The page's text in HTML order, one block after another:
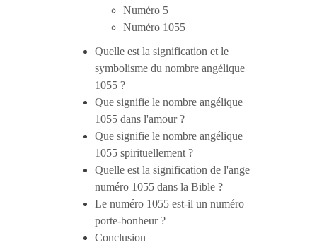
Numéro 5
Numéro 1055
Quelle est la signification et le
symbolisme du nombre angélique
1055 ?
Que signifie le nombre angélique
1055 dans l'amour ?
Que signifie le nombre angélique
1055 spirituellement ?
Quelle est la signification de l'ange
numéro 1055 dans la Bible ?
Le numéro 1055 est-il un numéro
porte-bonheur ?
Conclusion